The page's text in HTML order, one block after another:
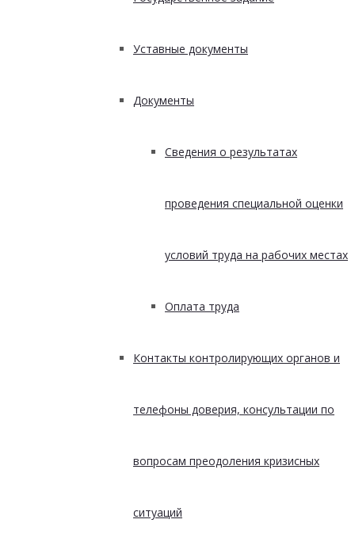
Уставные документы
Документы
Сведения о результатах
проведения специальной оценки
условий труда на рабочих местах
Оплата труда
Контакты контролирующих органов и
телефоны доверия, консультации по
вопросам преодоления кризисных
ситуаций